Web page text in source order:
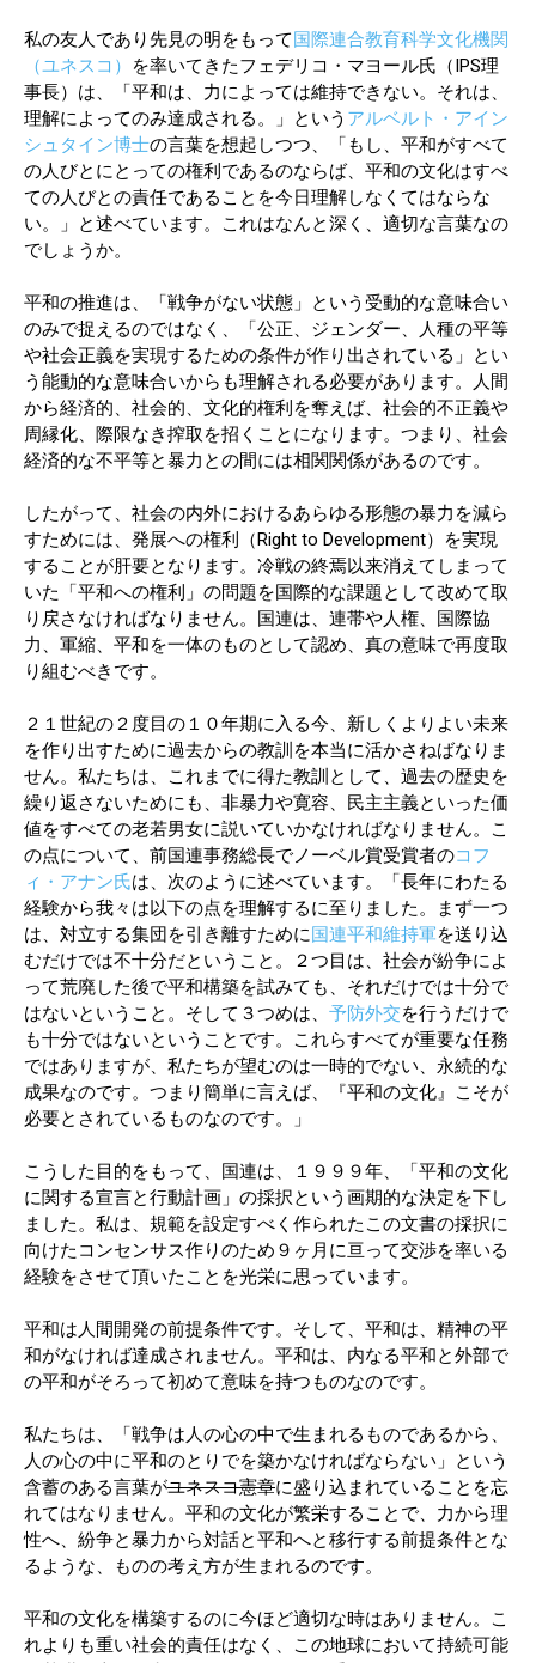
私の友人であり先見の明をもって 国際連合教育科学文化機関
（ユネスコ）
を率いてきたフェデリコ・マヨール氏（IPS理
事長）は、「平和は、力によっては維持できない。それは、
理解によってのみ達成される。」という アルベルト・アイン
シュタイン博士の言葉を想起しつつ、「もし、平和がすべて
の人びとにとっての権利であるのならば、平和の文化はすべ
ての人びとの責任であることを今日理解しなくてはならな
い。」と述べています。これはなんと深く、適切な言葉なの
でしょうか。
平和の推進は、「戦争がない状態」という受動的な意味合い
のみで捉えるのではなく、「公正、ジェンダー、人種の平等
や社会正義を実現するための条件が作り出されている」とい
う能動的な意味合いからも理解される必要があります。人間
から経済的、社会的、文化的権利を奪えば、社会的不正義や
周縁化、際限なき搾取を招くことになります。つまり、社会
経済的な不平等と暴力との間には相関関係があるのです。
したがって、社会の内外におけるあらゆる形態の暴力を減ら
すためには、発展への権利（Right to Development）を実現
することが肝要となります。冷戦の終焉以来消えてしまって
いた「平和への権利」の問題を国際的な課題として改めて取
り戻さなければなりません。国連は、連帯や人権、国際協
力、軍縮、平和を一体のものとして認め、真の意味で再度取
り組むべきです。
２１世紀の２度目の１０年期に入る今、新しくよりよい未来
を作り出すために過去からの教訓を本当に活かさねばなりま
せん。私たちは、これまでに得た教訓として、過去の歴史を
繰り返さないためにも、非暴力や寛容、民主主義といった価
値をすべての老若男女に説いていかなければなりません。こ
の点について、前国連事務総長でノーベル賞受賞者のコフ
ィ・アナン氏は、次のように述べています。「長年にわたる
経験から我々は以下の点を理解するに至りました。まず一つ
は、対立する集団を引き離すために 国連平和維持軍を送り込
むだけでは不十分だということ。２つ目は、社会が紛争によ
って荒廃した後で平和構築を試みても、それだけでは十分で
はないということ。そして３つめは、 予防外交を行うだけで
も十分ではないということです。これらすべてが重要な任務
ではありますが、私たちが望むのは一時的でない、永続的な
成果なのです。つまり簡単に言えば、『平和の文化』こそが
必要とされているものなのです。」
こうした目的をもって、国連は、１９９９年、「平和の文化
に関する宣言と行動計画」の採択という画期的な決定を下し
ました。私は、規範を設定すべく作られたこの文書の採択に
向けたコンセンサス作りのため９ヶ月に亘って交渉を率いる
経験をさせて頂いたことを光栄に思っています。
平和は人間開発の前提条件です。そして、平和は、精神の平
和がなければ達成されません。平和は、内なる平和と外部で
の平和がそろって初めて意味を持つものなのです。
私たちは、「戦争は人の心の中で生まれるものであるから、
人の心の中に平和のとりでを築かなければならない」という
含蓄のある言葉がユネスコ憲章に盛り込まれていることを忘
れてはなりません。平和の文化が繁栄することで、力から理
性へ、紛争と暴力から対話と平和へと移行する前提条件とな
るような、ものの考え方が生まれるのです。
平和の文化を構築するのに今ほど適切な時はありません。こ
れよりも重い社会的責任はなく、この地球において持続可能